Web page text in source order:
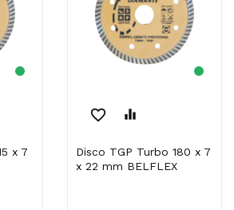
favorite_border equalizer
Disco TGP Turbo 180 x 7
x 22 mm BELFLEX